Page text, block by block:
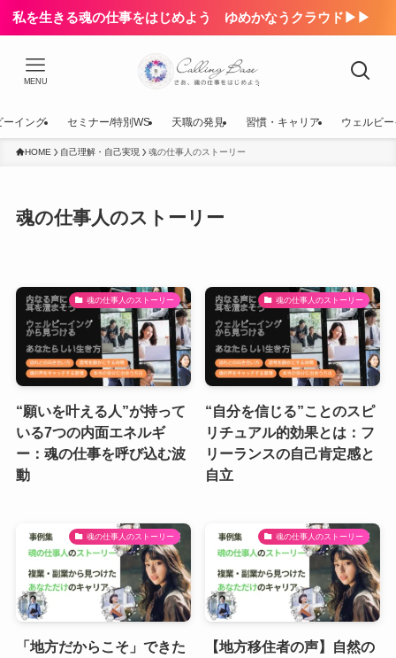
私を生きる魂の仕事をはじめよう ゆめかなうクラウド▶▶
MENU
ーイング セミナー/特別WS 天職の発見 習慣・キャリア ウェルビ
HOME 自己理解・自己実現 魂の仕事人のストーリー
魂の仕事人のストーリー
魂の仕事人のストーリー
“願いを叶える人”が持って
いる7つの内面エネルギ
ー：魂の仕事を呼び込む波
動
魂の仕事人のストーリー
“自分を信じる”ことのスピ
リチュアル的効果とは：フ
リーランスの自己肯定感と
自立
魂の仕事人のストーリー
「地方だからこそ」できた
魂の仕事人のストーリー
【地方移住者の声】自然の